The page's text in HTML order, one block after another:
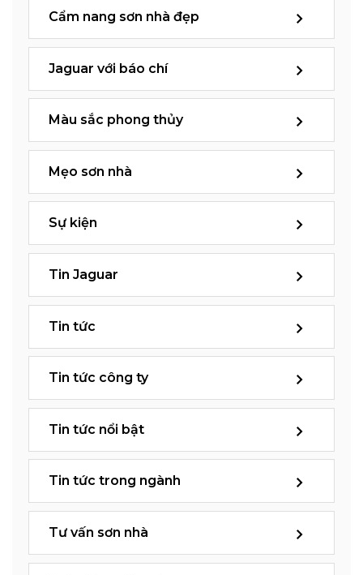
Cẩm nang sơn nhà đẹp
Jaguar với báo chí
Màu sắc phong thủy
Mẹo sơn nhà
Sự kiện
Tin Jaguar
Tin tức
Tin tức công ty
Tin tức nổi bật
Tin tức trong ngành
Tư vấn sơn nhà